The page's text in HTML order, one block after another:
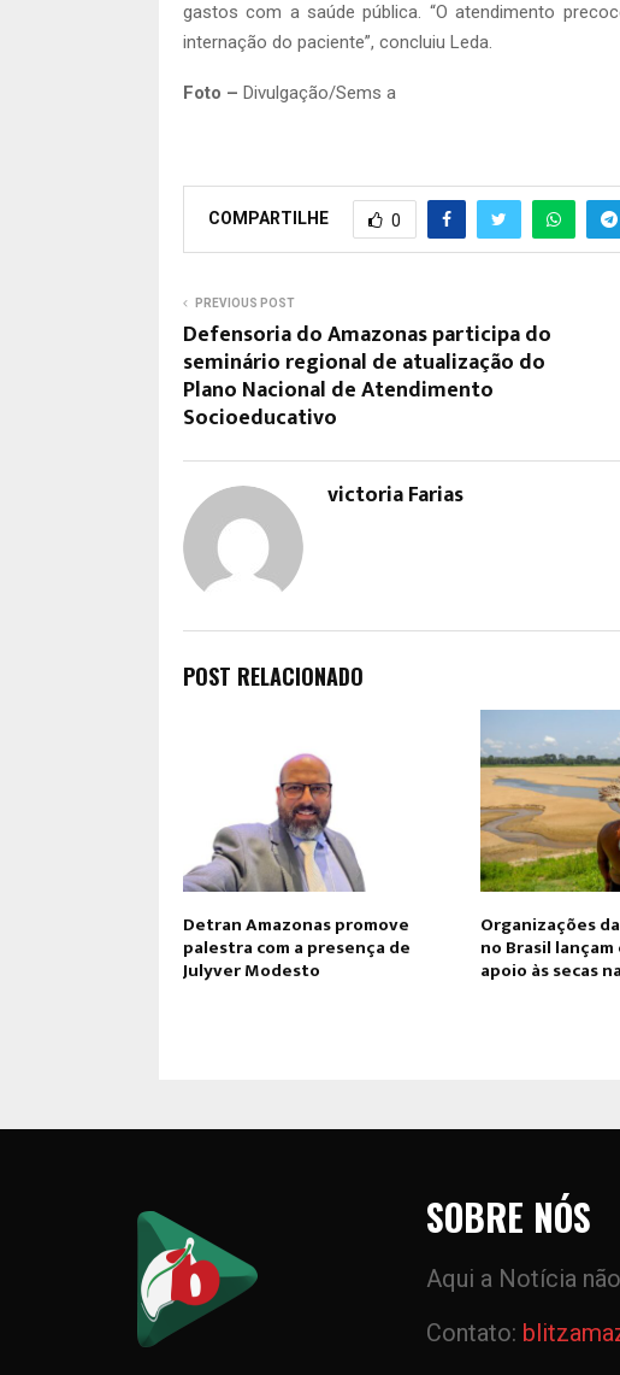
gastos com a saúde pública. “O atendimento
internação do paciente”, concluiu Leda.
Foto – Divulgação/Sems a
COMPARTILHE 0
PREVIOUS POST
Defensoria do Amazonas participa do
seminário regional de atualização do
Plano Nacional de Atendimento
Socioeducativo
victoria Farias
POST RELACIONADO
Detran Amazonas promove
palestra com a presença de
Julyver Modesto
Organizações
no Brasil
apoio às secas
SOBRE NÓS
Aqui a Notícia
Contato: